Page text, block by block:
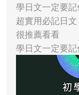
學日文一定要
超實用必記日文
很推薦看看
學日文一定要記